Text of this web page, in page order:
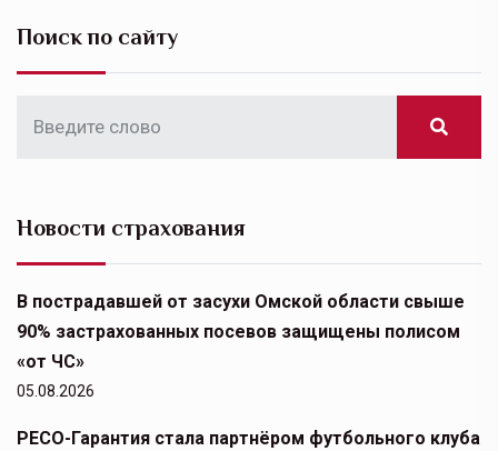
Поиск по сайту
Новости страхования
В пострадавшей от засухи Омской области свыше
90% застрахованных посевов защищены полисом
«от ЧС»
05.08.2026
РЕСО-Гарантия стала партнёром футбольного клуба